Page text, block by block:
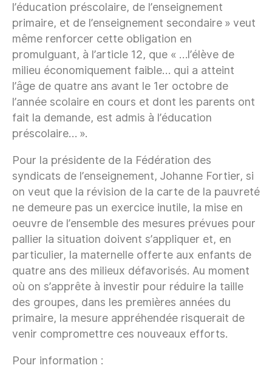
l’éducation préscolaire, de l’enseignement
primaire, et de l’enseignement secondaire » veut
même renforcer cette obligation en
promulguant, à l’article 12, que « …l’élève de
milieu économiquement faible… qui a atteint
l’âge de quatre ans avant le 1er octobre de
l’année scolaire en cours et dont les parents ont
fait la demande, est admis à l’éducation
préscolaire… ».
Pour la présidente de la Fédération des
syndicats de l’enseignement, Johanne Fortier, si
on veut que la révision de la carte de la pauvreté
ne demeure pas un exercice inutile, la mise en
oeuvre de l’ensemble des mesures prévues pour
pallier la situation doivent s’appliquer et, en
particulier, la maternelle offerte aux enfants de
quatre ans des milieux défavorisés. Au moment
où on s’apprête à investir pour réduire la taille
des groupes, dans les premières années du
primaire, la mesure appréhendée risquerait de
venir compromettre ces nouveaux efforts.
Pour information :